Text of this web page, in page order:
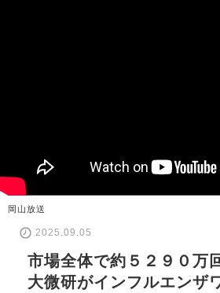
岡山放送
2025.09.05
市場全体で約５２９０万
大微研がインフルエンザ